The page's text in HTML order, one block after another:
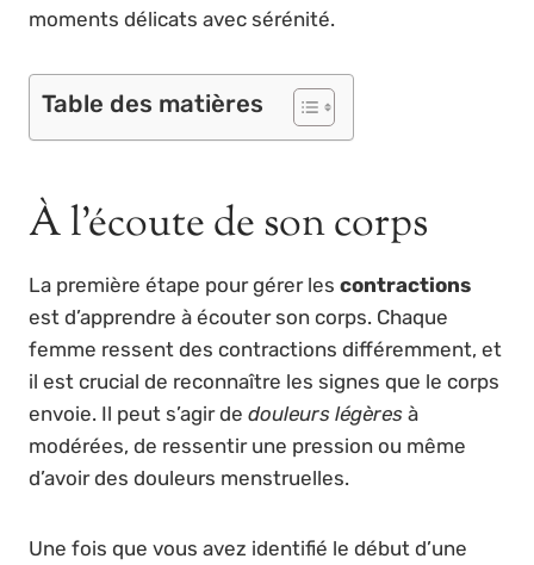
moments délicats avec sérénité.
Table des matières
À l’écoute de son corps
La première étape pour gérer les contractions
est d’apprendre à écouter son corps. Chaque
femme ressent des contractions différemment, et
il est crucial de reconnaître les signes que le corps
envoie. Il peut s’agir de douleurs légères à
modérées, de ressentir une pression ou même
d’avoir des douleurs menstruelles.
Une fois que vous avez identifié le début d’une